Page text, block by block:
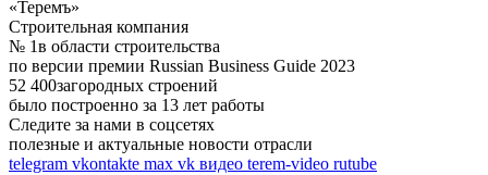
«Теремъ»
Строительная компания
№ 1в области строительства
по версии премии Russian Business Guide 2023
52 400загородных строений
было построенно за 13 лет работы
Следите за нами в соцсетях
полезные и актуальные новости отрасли
telegram vkontakte max vk видео terem-video rutube